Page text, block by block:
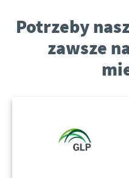
Potrzeby
zawsze